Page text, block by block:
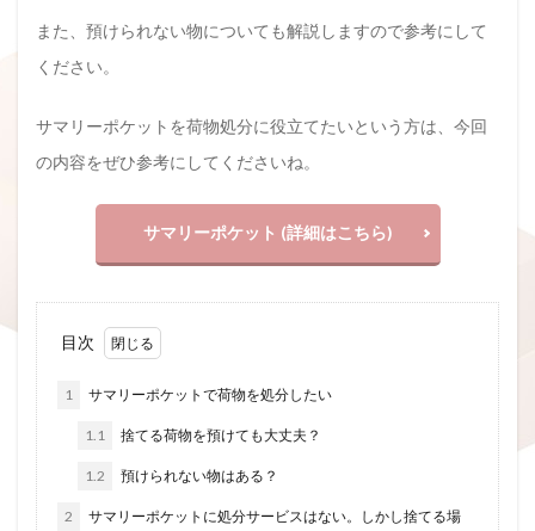
また、預けられない物についても解説しますので参考にして
ください。
サマリーポケットを荷物処分に役立てたいという方は、今回
の内容をぜひ参考にしてくださいね。
サマリーポケット (詳細はこちら)
目次
1 サマリーポケットで荷物を処分したい
1.1 捨てる荷物を預けても大丈夫？
1.2 預けられない物はある？
2
サマリーポケットに処分サービスはない。しかし捨てる場